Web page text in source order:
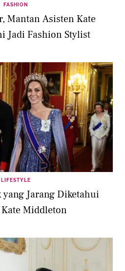
FASHION
Mantan Asisten Kate
Jadi Fashion Stylist
LIFESTYLE
yang Jarang Diketahui
Middleton